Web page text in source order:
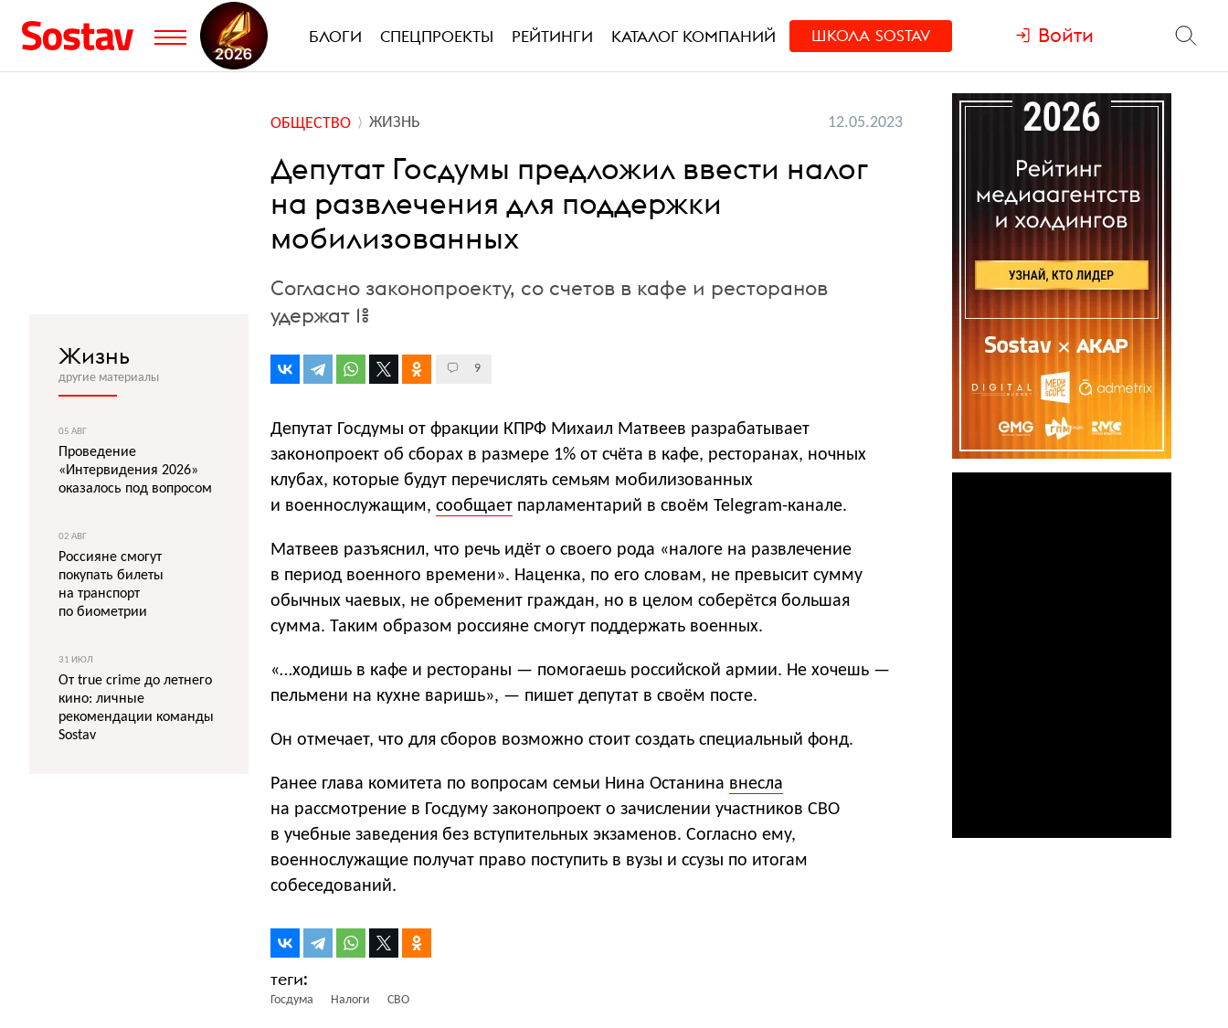
БЛОГИ СПЕЦПРОЕКТЫ РЕЙТИНГИ КАТАЛОГ КОМПАНИЙ ШКОЛА SOSTAV Войти
ОБЩЕСТВО ЖИЗНЬ 12.05.2023
Депутат Госдумы предложил ввести налог
на развлечения для поддержки
мобилизованных
Согласно законопроекту, со счетов в кафе и ресторанов
удержат 1%
9
Депутат Госдумы от фракции КПРФ Михаил Матвеев разрабатывает
законопроект об сборах в размере 1% от счёта в кафе, ресторанах, ночных
клубах, которые будут перечислять семьям мобилизованных
и военнослужащим, сообщает парламентарий в своём Telegram-канале.
Матвеев разъяснил, что речь идёт о своего рода «налоге на развлечение
в период военного времени». Наценка, по его словам, не превысит сумму
обычных чаевых, не обременит граждан, но в целом соберётся большая
сумма. Таким образом россияне смогут поддержать военных.
«…ходишь в кафе и рестораны — помогаешь российской армии. Не хочешь —
пельмени на кухне варишь», — пишет депутат в своём посте.
Он отмечает, что для сборов возможно стоит создать специальный фонд.
Ранее глава комитета по вопросам семьи Нина Останина внесла
на рассмотрение в Госдуму законопроект о зачислении участников СВО
в учебные заведения без вступительных экзаменов. Согласно ему,
военнослужащие получат право поступить в вузы и ссузы по итогам
собеседований.
Госдума Налоги СВО
Жизнь
другие материалы
05 АВГ
Проведение
«Интервидения 2026»
оказалось под вопросом
02 АВГ
Россияне смогут
покупать билеты
на транспорт
по биометрии
31 ИЮЛ
От true crime до летнего
кино: личные
рекомендации команды
Sostav